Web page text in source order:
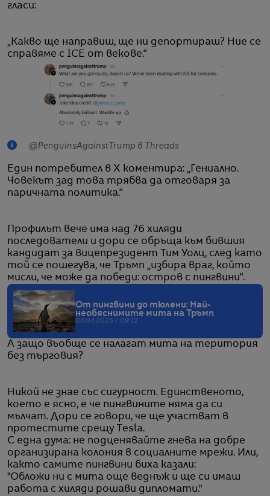
гласи:
„Какво ще направиш, ще ни депортираш? Ние се
справяме с ICE от векове.“
@PenguinsAgainstTrump в Threads
Един потребител в X коментира: „Гениално.
Човекът зад това трябва да отговаря за
паричната политика.“
Профилът вече има над 76 хиляди
последователи и дори се обръща към бившия
кандидат за вицепрезидент Тим Уолц, след като
той се пошегува, че Тръмп „избира враг, който
мисли, че може да победи: остров с пингвини“.
От пингвини до тюлени: Най-
необяснимите мита на Тръмп
04.04.2025 / 09:12
А защо въобще се налагат мита на територия
без търговия?
Никой не знае със сигурност. Единственото,
което е ясно, е че пингвините няма да си
мълчат. Дори се говори, че ще участват в
протестите срещу Tesla.
С една дума: не подценявайте гнева на добре
организирана колония в социалните мрежи. Или,
както самите пингвини биха казали:
"Обложи ни с мита още веднъж и ще си имаш
работа с хиляди рошави дипломати."